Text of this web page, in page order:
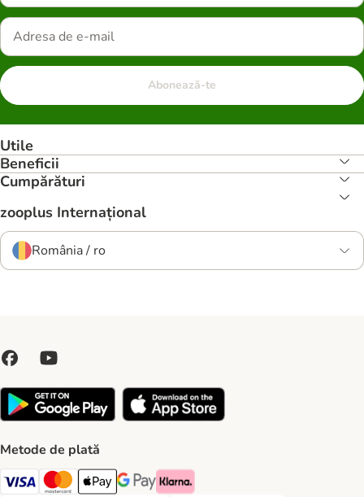
Abonează-te
Utile
Beneficii
Cumpărături
zooplus Internațional
România / ro
Metode de plată
Visa Payment Method
Master Card Payment Method
Apple Pay Payment Method
Google Pay Payment Method
Klarna Payment Method